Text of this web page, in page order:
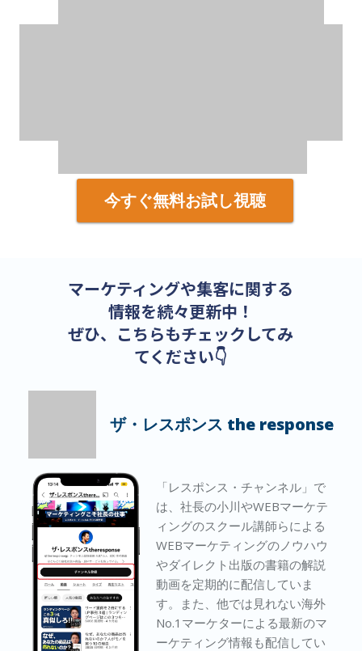
今すぐ無料お試し視聴
マーケティングや集客に関する
情報を続々更新中！
ぜひ、こちらもチェックしてみ
てください👇
ザ・レスポンス the response
「レスポンス・チャンネル」で
は、社長の小川やWEBマーケテ
ィングのスクール講師らによる
WEBマーケティングのノウハウ
やダイレクト出版の書籍の解説
動画を定期的に配信していま
す。また、他では見れない海外
No.1マーケターによる最新のマ
ーケティング情報も配信してい